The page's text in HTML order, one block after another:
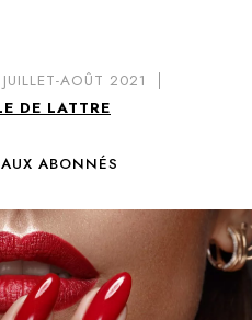
JUILLET-AOÛT 2021
DE LATTRE
ABONNÉS